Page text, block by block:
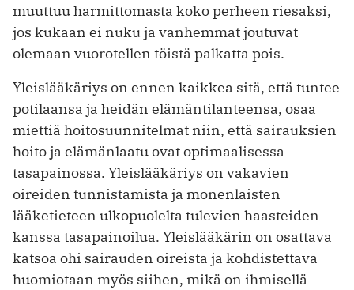
muuttuu harmittomasta koko perheen riesaksi,
jos kukaan ei nuku ja vanhemmat joutuvat
olemaan vuorotellen töistä palkatta pois.
Yleislääkäriys on ennen kaikkea sitä, että tuntee
potilaansa ja heidän elämäntilanteensa, osaa
miettiä hoitosuunnitelmat niin, että sairauksien
hoito ja elämänlaatu ovat optimaalisessa
tasapainossa. Yleislääkäriys on vakavien
oireiden tunnistamista ja monenlaisten
lääketieteen ulkopuolelta tulevien haasteiden
kanssa tasapainoilua. Yleislääkärin on osattava
katsoa ohi sairauden oireista ja kohdistettava
huomiotaan myös siihen, mikä on ihmisellä